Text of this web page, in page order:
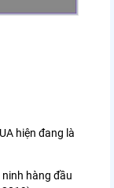
hiện đang là
hàng đầu